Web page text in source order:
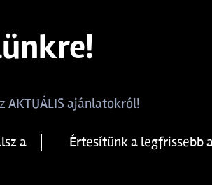
AKTUÁLIS ajánlatokról!
a
Értesítünk a legfrissebb